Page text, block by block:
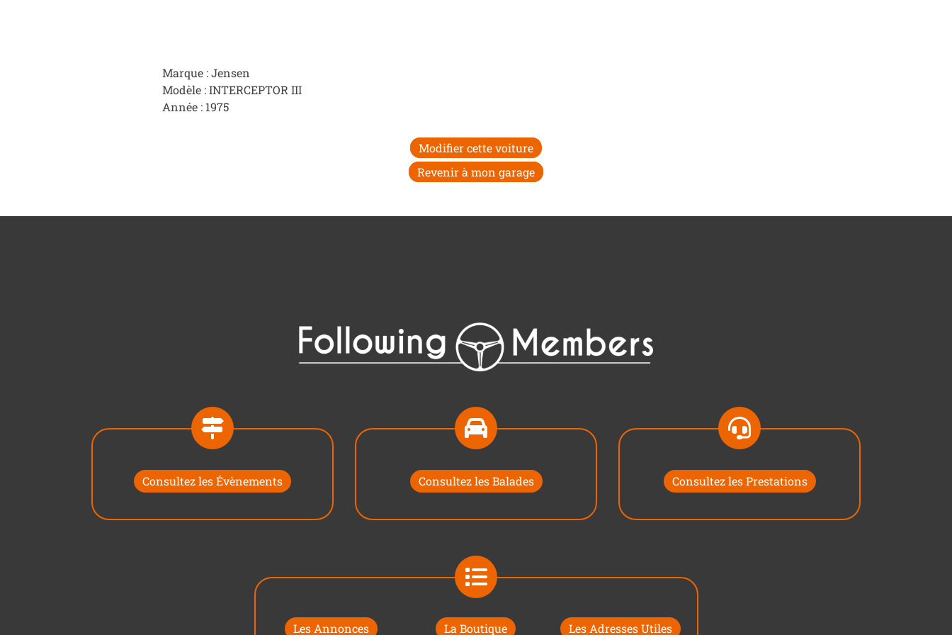
Marque : Jensen
Modèle : INTERCEPTOR III
Année : 1975
Modifier cette voiture
Revenir à mon garage
Consultez les Évènements Consultez les Balades Consultez les Prestations
Les Annonces La Boutique Les Adresses Utiles